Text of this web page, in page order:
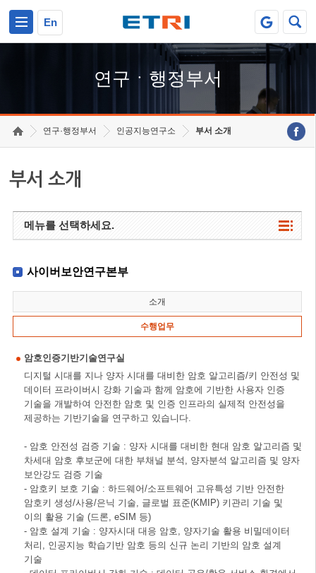
En
연구ㆍ행정부서
연구·행정부서 인공지능연구소 부서 소개
부서 소개
메뉴를 선택하세요.
사이버보안연구본부
소개
수행업무
암호인증기반기술연구실
디지털 시대를 지나 양자 시대를 대비한 암호 알고리즘/키 안전성 및
데이터 프라이버시 강화 기술과 함께 암호에 기반한 사용자 인증
기술을 개발하여 안전한 암호 및 인증 인프라의 실제적 안전성을
제공하는 기반기술을 연구하고 있습니다.
- 암호 안전성 검증 기술 : 양자 시대를 대비한 현대 암호 알고리즘 및
차세대 암호 후보군에 대한 부채널 분석, 양자분석 알고리즘 및 양자
보안강도 검증 기술
- 암호키 보호 기술 : 하드웨어/소프트웨어 고유특성 기반 안전한
암호키 생성/사용/은닉 기술, 글로벌 표준(KMIP) 키관리 기술 및
이의 활용 기술 (드론, eSIM 등)
- 암호 설계 기술 : 양자시대 대응 암호, 양자기술 활용 비밀데이터
처리, 인공지능 학습기반 암호 등의 신규 논리 기반의 암호 설계
기술